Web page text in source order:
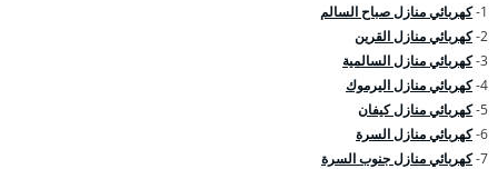
1- كهربائي منازل صباح السالم
2- كهربائي منازل القرين
3- كهربائي منازل السالمية
4- كهربائي منازل اليرموك
5- كهربائي منازل كيفان
6- كهربائي منازل السرة
7- كهربائي منازل جنوب السرة